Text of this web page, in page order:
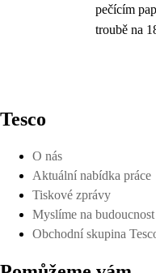
pečícím
troubě na
Tesco
O nás
Aktuální nabídka práce
Tiskové zprávy
Myslíme na budoucnost
Obchodní skupina